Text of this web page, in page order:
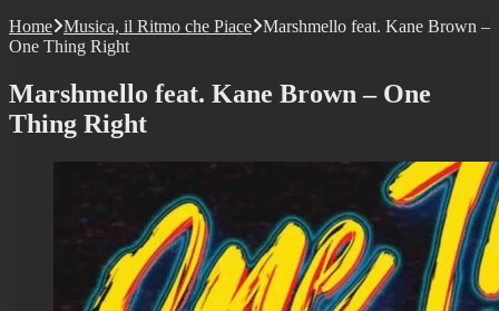
Home Musica, il Ritmo che Piace Marshmello feat. Kane Brown –
One Thing Right
Marshmello feat. Kane Brown – One
Thing Right